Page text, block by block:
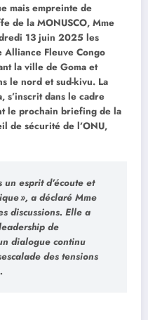
mais empreinte de
de la MONUSCO, Mme
13 juin 2025 les
Fleuve Congo
la ville de Goma et
le nord et sud-kivu. La
s’inscrit dans le cadre
le prochain briefing de la
de sécurité de l’ONU,
un esprit d’écoute et
», a déclaré Mme
discussions. Elle a
de
dialogue continu
des tensions